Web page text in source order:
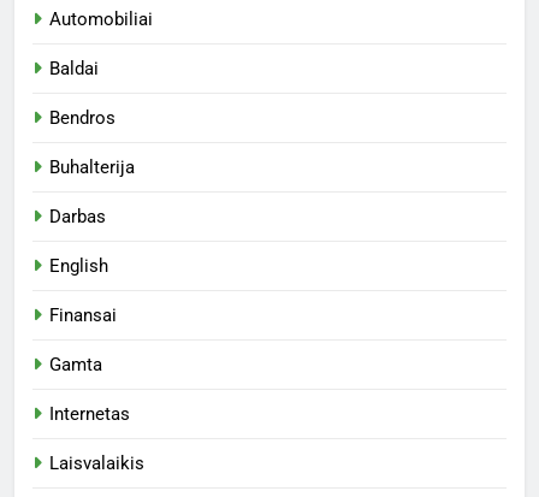
Automobiliai
Baldai
Bendros
Buhalterija
Darbas
English
Finansai
Gamta
Internetas
Laisvalaikis